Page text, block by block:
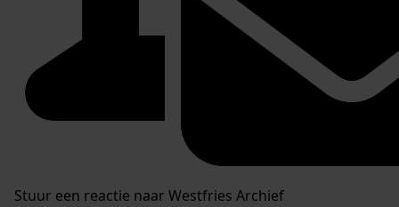
Stuur een reactie naar Westfries Archief